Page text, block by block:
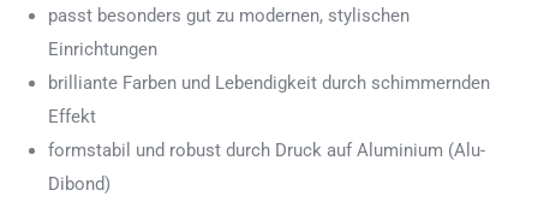
passt besonders gut zu modernen, stylischen
Einrichtungen
brilliante Farben und Lebendigkeit durch schimmernden
Effekt
formstabil und robust durch Druck auf Aluminium (Alu-
Dibond)